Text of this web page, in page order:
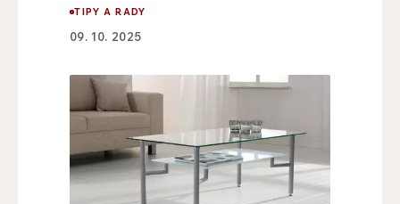
TIPY A RADY
09. 10. 2025